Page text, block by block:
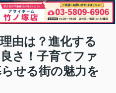
由は？進化する
さ！子育てファ
せる街の魅力を